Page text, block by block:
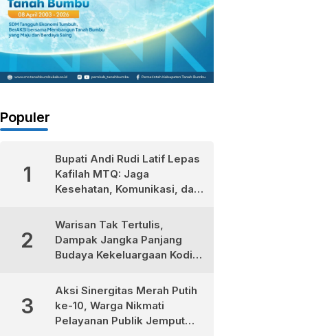
Populer
1
Bupati Andi Rudi Latif Lepas
Kafilah MTQ: Jaga
Kesehatan, Komunikasi, dan
Dunia Akhirat
2
Warisan Tak Tertulis,
Dampak Jangka Panjang
Budaya Kekeluargaan Kodim
3
Aksi Sinergitas Merah Putih
ke-10, Warga Nikmati
Pelayanan Publik Jemput